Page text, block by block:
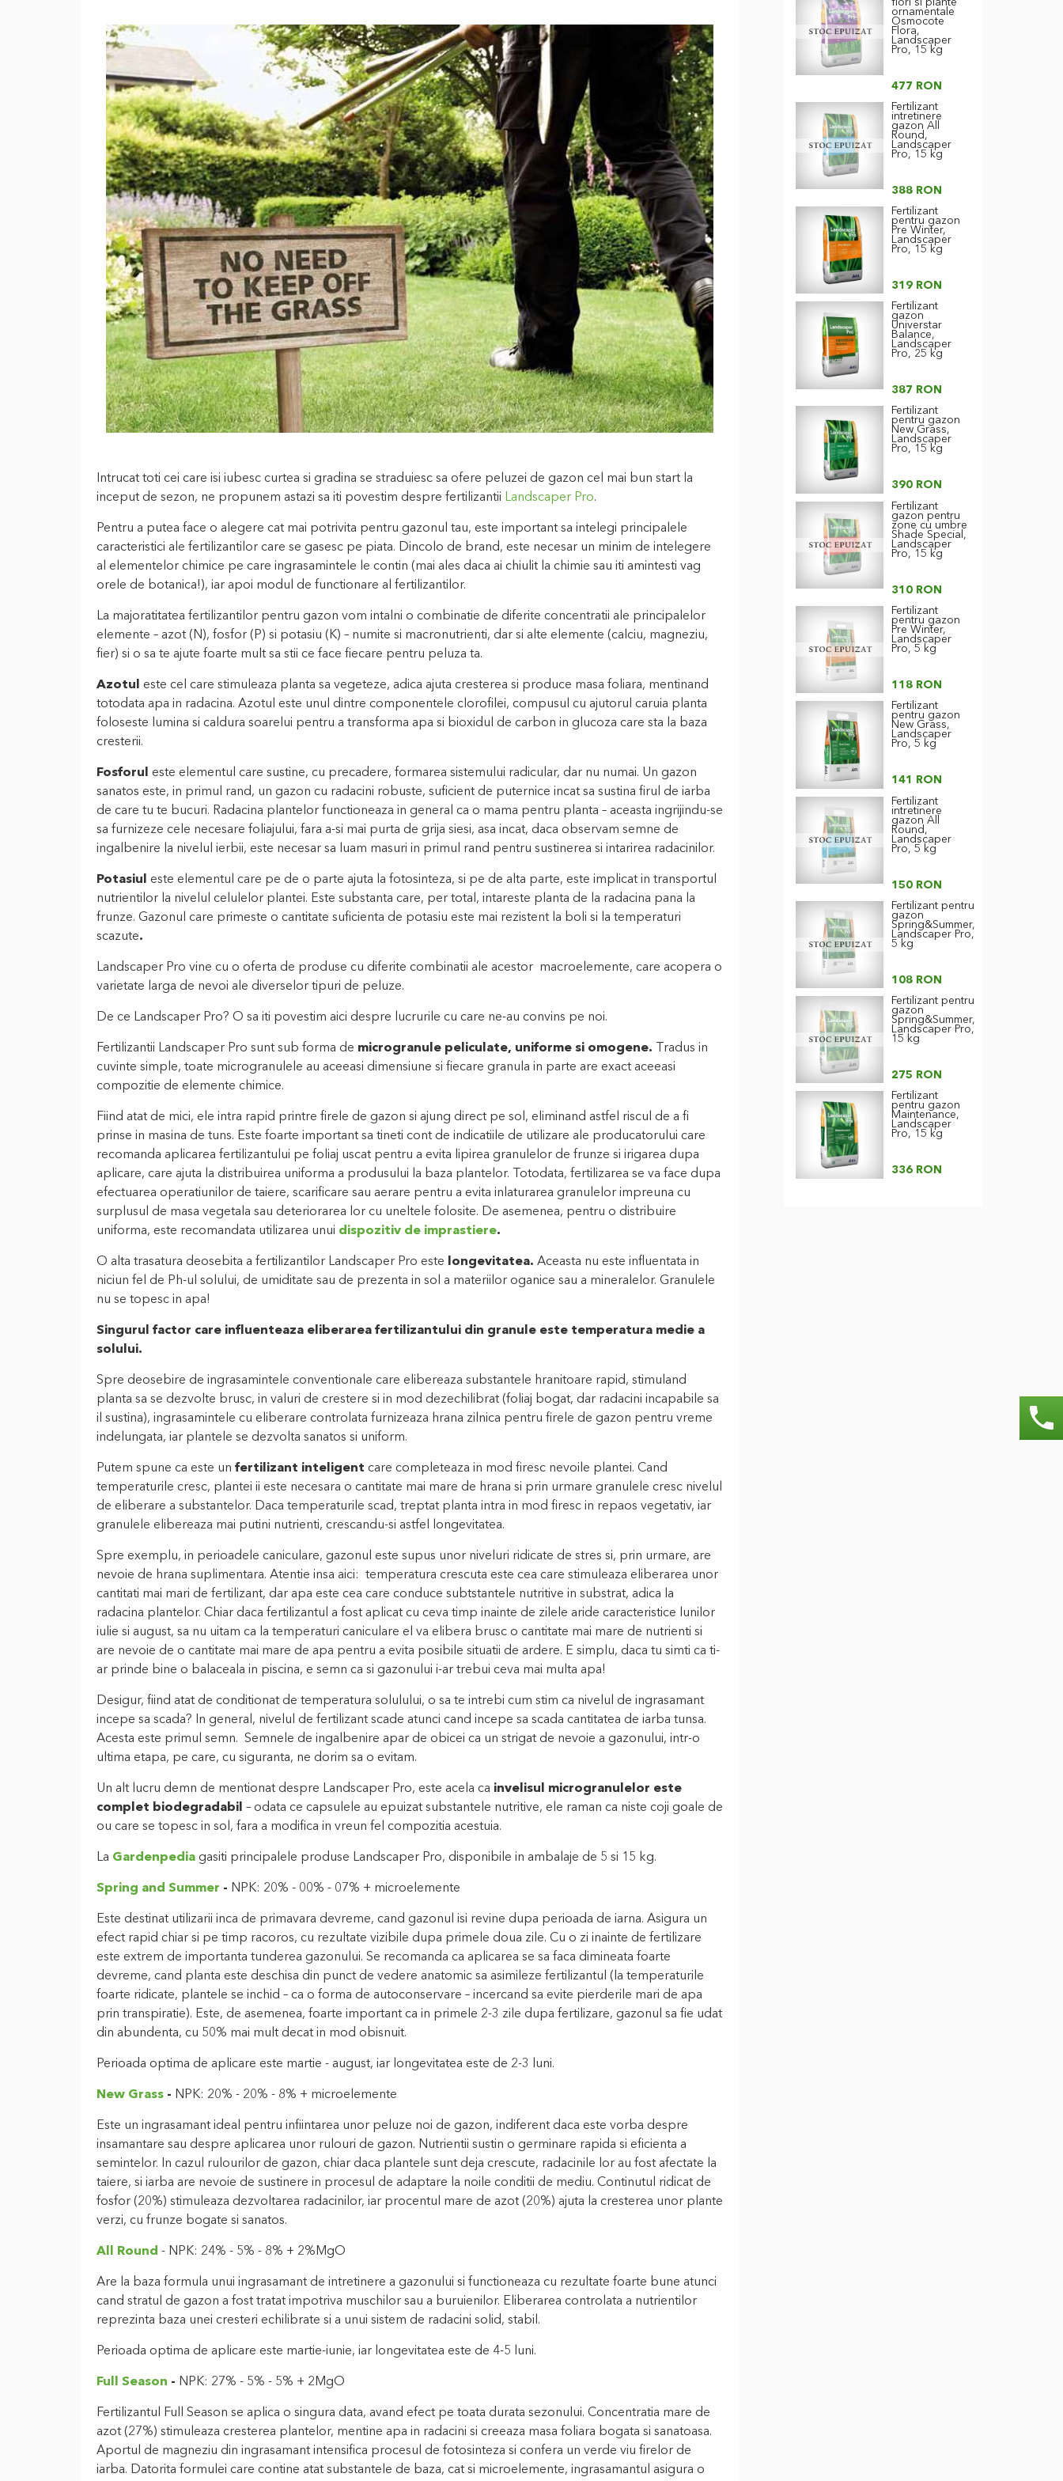
Intrucat toti cei care isi iubesc curtea si gradina se straduiesc sa ofere peluzei de gazon cel mai bun start la
inceput de sezon, ne propunem astazi sa iti povestim despre fertilizantii Landscaper Pro.
Pentru a putea face o alegere cat mai potrivita pentru gazonul tau, este important sa intelegi principalele
caracteristici ale fertilizantilor care se gasesc pe piata. Dincolo de brand, este necesar un minim de intelegere
al elementelor chimice pe care ingrasamintele le contin (mai ales daca ai chiulit la chimie sau iti amintesti vag
orele de botanica!), iar apoi modul de functionare al fertilizantilor.
La majoratitatea fertilizantilor pentru gazon vom intalni o combinatie de diferite concentratii ale principalelor
elemente – azot (N), fosfor (P) si potasiu (K) – numite si macronutrienti, dar si alte elemente (calciu, magneziu,
fier) si o sa te ajute foarte mult sa stii ce face fiecare pentru peluza ta.
Azotul este cel care stimuleaza planta sa vegeteze, adica ajuta cresterea si produce masa foliara, mentinand
totodata apa in radacina. Azotul este unul dintre componentele clorofilei, compusul cu ajutorul caruia planta
foloseste lumina si caldura soarelui pentru a transforma apa si bioxidul de carbon in glucoza care sta la baza
cresterii.
Fosforul este elementul care sustine, cu precadere, formarea sistemului radicular, dar nu numai. Un gazon
sanatos este, in primul rand, un gazon cu radacini robuste, suficient de puternice incat sa sustina firul de iarba
de care tu te bucuri. Radacina plantelor functioneaza in general ca o mama pentru planta – aceasta ingrijindu-se
sa furnizeze cele necesare foliajului, fara a-si mai purta de grija siesi, asa incat, daca observam semne de
ingalbenire la nivelul ierbii, este necesar sa luam masuri in primul rand pentru sustinerea si intarirea radacinilor.
Potasiul este elementul care pe de o parte ajuta la fotosinteza, si pe de alta parte, este implicat in transportul
nutrientilor la nivelul celulelor plantei. Este substanta care, per total, intareste planta de la radacina pana la
frunze. Gazonul care primeste o cantitate suficienta de potasiu este mai rezistent la boli si la temperaturi
scazute.
Landscaper Pro vine cu o oferta de produse cu diferite combinatii ale acestor macroelemente, care acopera o
varietate larga de nevoi ale diverselor tipuri de peluze.
De ce Landscaper Pro? O sa iti povestim aici despre lucrurile cu care ne-au convins pe noi.
Fertilizantii Landscaper Pro sunt sub forma de microgranule peliculate, uniforme si omogene.
Tradus in
cuvinte simple, toate microgranulele au aceeasi dimensiune si fiecare granula in parte are exact aceeasi
compozitie de elemente chimice.
Fiind atat de mici, ele intra rapid printre firele de gazon si ajung direct pe sol, eliminand astfel riscul de a fi
prinse in masina de tuns. Este foarte important sa tineti cont de indicatiile de utilizare ale producatorului care
recomanda aplicarea fertilizantului pe foliaj uscat pentru a evita lipirea granulelor de frunze si irigarea dupa
aplicare, care ajuta la distribuirea uniforma a produsului la baza plantelor. Totodata, fertilizarea se va face dupa
efectuarea operatiunilor de taiere, scarificare sau aerare pentru a evita inlaturarea granulelor impreuna cu
surplusul de masa vegetala sau deteriorarea lor cu uneltele folosite. De asemenea, pentru o distribuire
uniforma, este recomandata utilizarea unui dispozitiv de imprastiere.
O alta trasatura deosebita a fertilizantilor Landscaper Pro este longevitatea. Aceasta nu este influentata in
niciun fel de Ph-ul solului, de umiditate sau de prezenta in sol a materiilor oganice sau a mineralelor. Granulele
nu se topesc in apa!
Singurul factor care influenteaza eliberarea fertilizantului din granule este temperatura medie a
solului.
Spre deosebire de ingrasamintele conventionale care elibereaza substantele hranitoare rapid, stimuland
planta sa se dezvolte brusc, in valuri de crestere si in mod dezechilibrat (foliaj bogat, dar radacini incapabile sa
il sustina), ingrasamintele cu eliberare controlata furnizeaza hrana zilnica pentru firele de gazon pentru vreme
indelungata, iar plantele se dezvolta sanatos si uniform.
Putem spune ca este un fertilizant inteligent care completeaza in mod firesc nevoile plantei. Cand
temperaturile cresc, plantei ii este necesara o cantitate mai mare de hrana si prin urmare granulele cresc nivelul
de eliberare a substantelor. Daca temperaturile scad, treptat planta intra in mod firesc in repaos vegetativ, iar
granulele elibereaza mai putini nutrienti, crescandu-si astfel longevitatea.
Spre exemplu, in perioadele caniculare, gazonul este supus unor niveluri ridicate de stres si, prin urmare, are
nevoie de hrana suplimentara. Atentie insa aici: temperatura crescuta este cea care stimuleaza eliberarea unor
cantitati mai mari de fertilizant, dar apa este cea care conduce subtstantele nutritive in substrat, adica la
radacina plantelor. Chiar daca fertilizantul a fost aplicat cu ceva timp inainte de zilele aride caracteristice lunilor
iulie si august, sa nu uitam ca la temperaturi caniculare el va elibera brusc o cantitate mai mare de nutrienti si
are nevoie de o cantitate mai mare de apa pentru a evita posibile situatii de ardere. E simplu, daca tu simti ca ti-
ar prinde bine o balaceala in piscina, e semn ca si gazonului i-ar trebui ceva mai multa apa!
Desigur, fiind atat de conditionat de temperatura solulului, o sa te intrebi cum stim ca nivelul de ingrasamant
incepe sa scada? In general, nivelul de fertilizant scade atunci cand incepe sa scada cantitatea de iarba tunsa.
Acesta este primul semn. Semnele de ingalbenire apar de obicei ca un strigat de nevoie a gazonului, intr-o
ultima etapa, pe care, cu siguranta, ne dorim sa o evitam.
Un alt lucru demn de mentionat despre Landscaper Pro, este acela ca invelisul microgranulelor este
complet biodegradabil – odata ce capsulele au epuizat substantele nutritive, ele raman ca niste coji goale de
ou care se topesc in sol, fara a modifica in vreun fel compozitia acestuia.
La Gardenpedia gasiti principalele produse Landscaper Pro, disponibile in ambalaje de 5 si 15 kg.
Spring and Summer - NPK: 20% - 00% - 07% + microelemente
Este destinat utilizarii inca de primavara devreme, cand gazonul isi revine dupa perioada de iarna. Asigura un
efect rapid chiar si pe timp racoros, cu rezultate vizibile dupa primele doua zile. Cu o zi inainte de fertilizare
este extrem de importanta tunderea gazonului. Se recomanda ca aplicarea se sa faca dimineata foarte
devreme, cand planta este deschisa din punct de vedere anatomic sa asimileze fertilizantul (la temperaturile
foarte ridicate, plantele se inchid – ca o forma de autoconservare – incercand sa evite pierderile mari de apa
prin transpiratie). Este, de asemenea, foarte important ca in primele 2-3 zile dupa fertilizare, gazonul sa fie udat
din abundenta, cu 50% mai mult decat in mod obisnuit.
Perioada optima de aplicare este martie - august, iar longevitatea este de 2-3 luni.
New Grass - NPK: 20% - 20% - 8% + microelemente
Este un ingrasamant ideal pentru infiintarea unor peluze noi de gazon, indiferent daca este vorba despre
insamantare sau despre aplicarea unor rulouri de gazon. Nutrientii sustin o germinare rapida si eficienta a
semintelor. In cazul rulourilor de gazon, chiar daca plantele sunt deja crescute, radacinile lor au fost afectate la
taiere, si iarba are nevoie de sustinere in procesul de adaptare la noile conditii de mediu. Continutul ridicat de
fosfor (20%) stimuleaza dezvoltarea radacinilor, iar procentul mare de azot (20%) ajuta la cresterea unor plante
verzi, cu frunze bogate si sanatos.
All Round - NPK: 24% - 5% - 8% + 2%MgO
Are la baza formula unui ingrasamant de intretinere a gazonului si functioneaza cu rezultate foarte bune atunci
cand stratul de gazon a fost tratat impotriva muschilor sau a buruienilor. Eliberarea controlata a nutrientilor
reprezinta baza unei cresteri echilibrate si a unui sistem de radacini solid, stabil.
Perioada optima de aplicare este martie-iunie, iar longevitatea este de 4-5 luni.
Full Season - NPK: 27% - 5% - 5% + 2MgO
Fertilizantul Full Season se aplica o singura data, avand efect pe toata durata sezonului. Concentratia mare de
azot (27%) stimuleaza cresterea plantelor, mentine apa in radacini si creeaza masa foliara bogata si sanatoasa.
Aportul de magneziu din ingrasamant intensifica procesul de fotosinteza si confera un verde viu firelor de
iarba. Datorita formulei care contine atat substantele de baza, cat si microelemente, ingrasamantul asigura o
flori si plante
ornamentale
Osmocote
Flora,
Landscaper
Pro, 15 kg
477 RON
Fertilizant
intretinere
gazon All
Round,
Landscaper
Pro, 15 kg
388 RON
Fertilizant
pentru gazon
Pre Winter,
Landscaper
Pro, 15 kg
319 RON
Fertilizant
gazon
Universtar
Balance,
Landscaper
Pro, 25 kg
387 RON
Fertilizant
pentru gazon
New Grass,
Landscaper
Pro, 15 kg
390 RON
Fertilizant
gazon pentru
zone cu umbre
Shade Special,
Landscaper
Pro, 15 kg
310 RON
Fertilizant
pentru gazon
Pre Winter,
Landscaper
Pro, 5 kg
118 RON
Fertilizant
pentru gazon
New Grass,
Landscaper
Pro, 5 kg
141 RON
Fertilizant
intretinere
gazon All
Round,
Landscaper
Pro, 5 kg
150 RON
Fertilizant pentru
gazon
Spring&Summer,
Landscaper Pro,
5 kg
108 RON
Fertilizant pentru
gazon
Spring&Summer,
Landscaper Pro,
15 kg
275 RON
Fertilizant
pentru gazon
Maintenance,
Landscaper
Pro, 15 kg
336 RON
phone